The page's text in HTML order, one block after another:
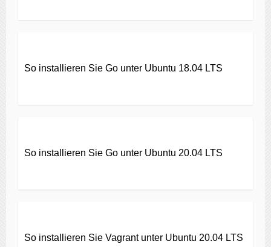
So installieren Sie Go unter Ubuntu 18.04 LTS
So installieren Sie Go unter Ubuntu 20.04 LTS
So installieren Sie Vagrant unter Ubuntu 20.04 LTS